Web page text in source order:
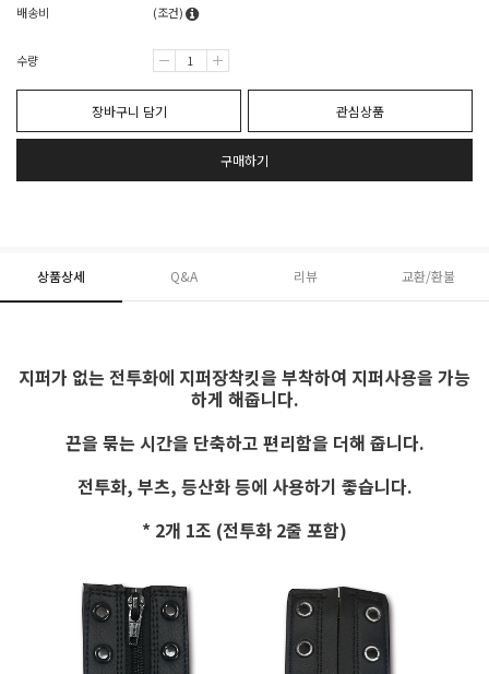
배송비
(조건)
수량
장바구니 담기 관심상품
구매하기
상품상세 Q&A 리뷰 교환/환불
지퍼가 없는 전투화에 지퍼장착킷을 부착하여 지퍼사용을 가능
하게 해줍니다.
끈을 묶는 시간을 단축하고 편리함을 더해 줍니다.
전투화, 부츠, 등산화 등에 사용하기 좋습니다.
* 2개 1조 (전투화 2줄 포함)